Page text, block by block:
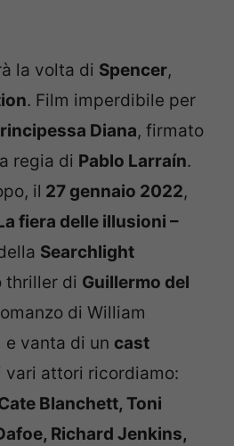
la volta di Spencer,
. Film imperdibile per
Diana, firmato
regia di Pablo Larraín.
il 27 gennaio 2022,
fiera delle illusioni –
Searchlight
thriller di Guillermo del
di William
e vanta di un cast
vari attori ricordiamo:
Blanchett, Toni
Richard Jenkins,